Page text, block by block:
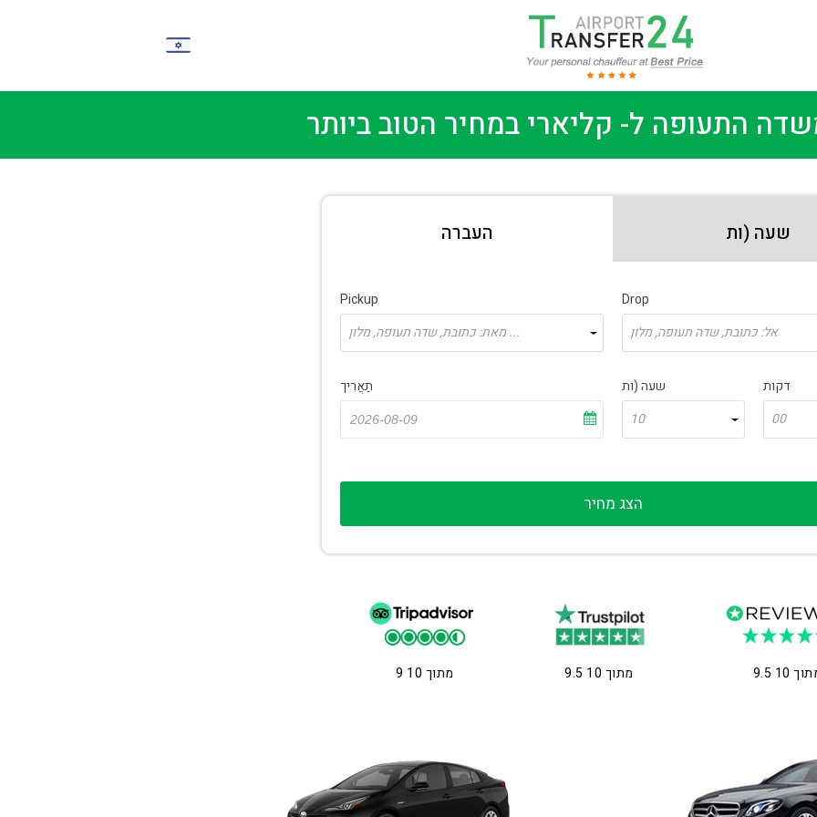
התעופה ל- קליארי במחיר הטוב ביותר
העברה שעה (ות
Pickup
מאת: כתובת, שדה תעופה, מלון ...
Drop
אל: כתובת, שדה תעופה, מלון
תַאֲרִיך
שעה (ות
10
דקות
00
הצג מחיר
9 מתוך 10 9.5 מתוך 10 מתוך 10